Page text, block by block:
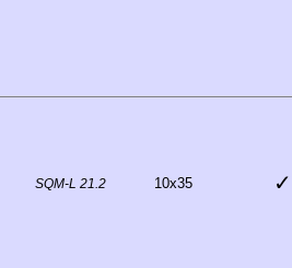
SQM-L 21.2 10x35 ✓